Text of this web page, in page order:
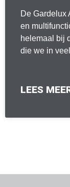
De Gardelux
en
helemaal bij
die we in
LEES